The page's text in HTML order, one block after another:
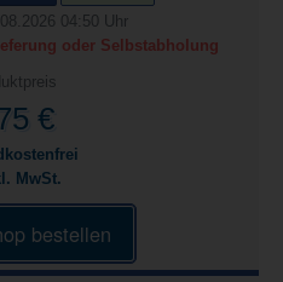
04:50 Uhr
oder Selbstabholung
€
MwSt.
bestellen